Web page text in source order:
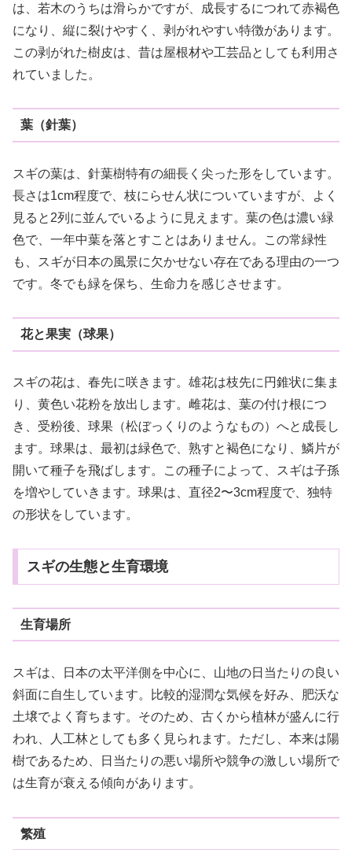
は、若木のうちは滑らかですが、成長するにつれて赤褐色
になり、縦に裂けやすく、剥がれやすい特徴があります。
この剥がれた樹皮は、昔は屋根材や工芸品としても利用さ
れていました。
葉（針葉）
スギの葉は、針葉樹特有の細長く尖った形をしています。
長さは1cm程度で、枝にらせん状についていますが、よく
見ると2列に並んでいるように見えます。葉の色は濃い緑
色で、一年中葉を落とすことはありません。この常緑性
も、スギが日本の風景に欠かせない存在である理由の一つ
です。冬でも緑を保ち、生命力を感じさせます。
花と果実（球果）
スギの花は、春先に咲きます。雄花は枝先に円錐状に集ま
り、黄色い花粉を放出します。雌花は、葉の付け根につ
き、受粉後、球果（松ぼっくりのようなもの）へと成長し
ます。球果は、最初は緑色で、熟すと褐色になり、鱗片が
開いて種子を飛ばします。この種子によって、スギは子孫
を増やしていきます。球果は、直径2〜3cm程度で、独特
の形状をしています。
スギの生態と生育環境
生育場所
スギは、日本の太平洋側を中心に、山地の日当たりの良い
斜面に自生しています。比較的湿潤な気候を好み、肥沃な
土壌でよく育ちます。そのため、古くから植林が盛んに行
われ、人工林としても多く見られます。ただし、本来は陽
樹であるため、日当たりの悪い場所や競争の激しい場所で
は生育が衰える傾向があります。
繁殖